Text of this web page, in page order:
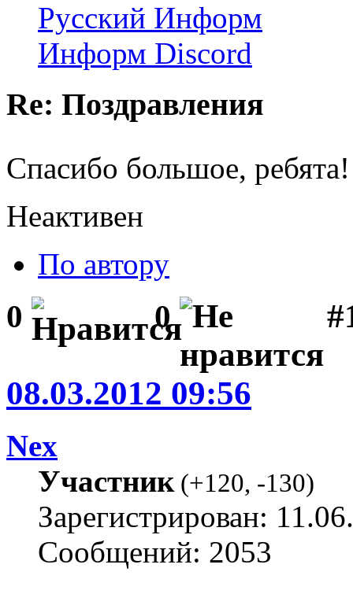
Русский Информ
Информ Discord
Re: Поздравления
Спасибо большое,
Неактивен
По автору
0 0
08.03.2012 09:56
Nex
Участник(+120, -130)
Зарегистрирован:
Сообщений: 2053